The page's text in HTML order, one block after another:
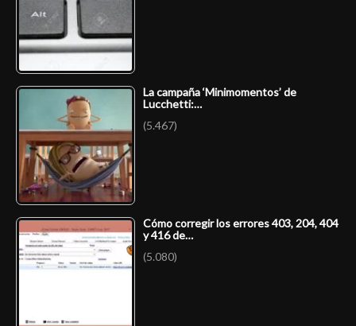
La campaña ‘Minimomentos’ de
Lucchetti:…
(5.467)
Cómo corregir los errores 403, 204, 404
y 416 de…
(5.080)